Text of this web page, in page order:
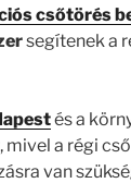
csőtörés
segítenek a
és a
a régi
van